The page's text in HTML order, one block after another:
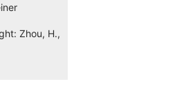
Zhou, H.,